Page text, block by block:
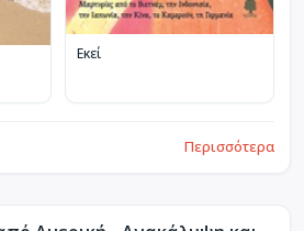
Εκεί
Περισσότερα